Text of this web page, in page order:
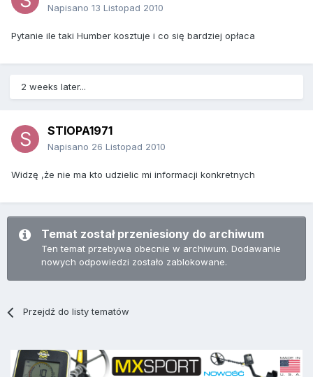
Napisano 13 Listopad 2010
Pytanie ile taki Humber kosztuje i co się bardziej opłaca
2 weeks later...
STIOPA1971
Napisano 26 Listopad 2010
Widzę ,że nie ma kto udzielic mi informacji konkretnych
Temat został przeniesiony do archiwum
Ten temat przebywa obecnie w archiwum. Dodawanie
nowych odpowiedzi zostało zablokowane.
Przejdź do listy tematów